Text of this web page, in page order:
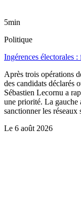
5min
Politique
Ingérences électorales
Après trois opérations
des candidats déclarés
Sébastien Lecornu a
une priorité. La gauche
sanctionner les
Le 6 août 2026